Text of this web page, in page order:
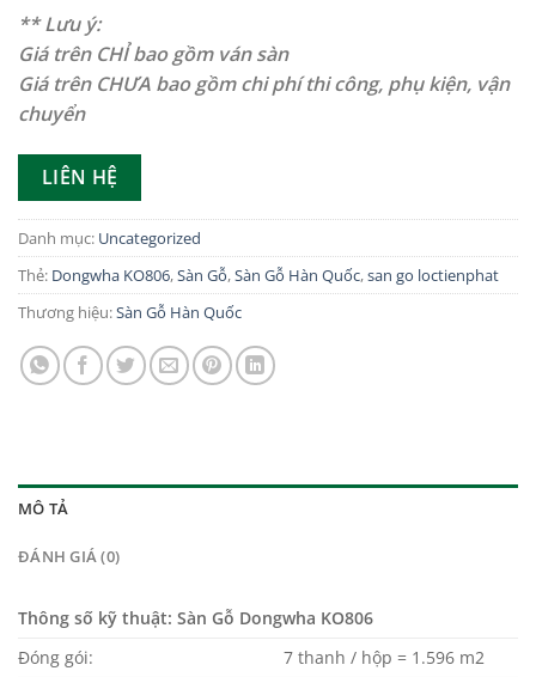
** Lưu ý:
Giá trên CHỈ bao gồm ván sàn
Giá trên CHƯA bao gồm chi phí thi công, phụ kiện, vận
chuyển
LIÊN HỆ
Danh mục: Uncategorized
Thẻ: Dongwha KO806,Sàn Gỗ,Sàn Gỗ Hàn Quốc,san go loctienphat
Thương hiệu:Sàn Gỗ Hàn Quốc
MÔ TẢ
ĐÁNH GIÁ (0)
Thông số kỹ thuật: Sàn Gỗ Dongwha KO806
Đóng gói:
7 thanh / hộp = 1.596 m2